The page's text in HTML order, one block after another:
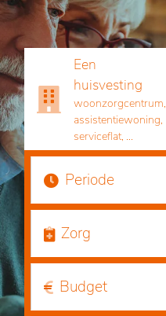
Een
huisvesting
woonzorgcentrum,
assistentiewoning,
serviceflat, ...
Periode
Zorg
Budget